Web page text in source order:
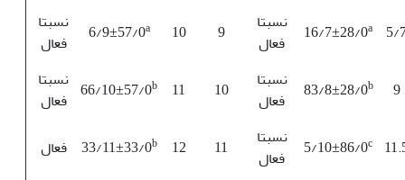
نسبتا
فعال
6/9±57/0a 10 9
نسبتا
فعال
16/7±28/0a
5/
نسبتا
فعال 66/10±57/0b 11 10
نسبتا
فعال
83/8±28/0b 9
فعال 33/11±33/0b 12 11
نسبتا
فعال
5/10±86/0c